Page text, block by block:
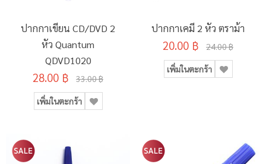
ปากกาเขียน CD/DVD 2
หัว Quantum
QDVD1020
28.00 ฿ 33.00 ฿
เพิ่มในตะกร้า
ปากกาเคมี 2 หัว ตราม้า
20.00 ฿ 24.00 ฿
เพิ่มในตะกร้า